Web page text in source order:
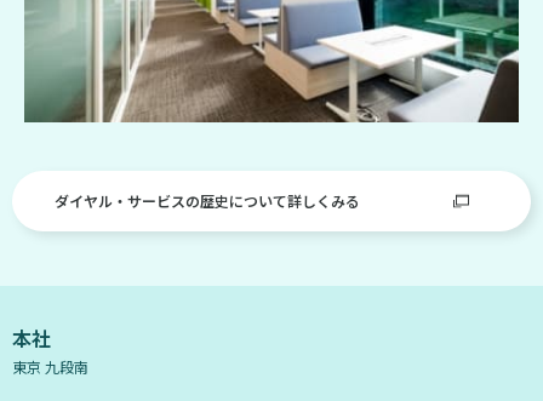
ダイヤル・サービスの歴史について詳しくみる
本社
東京 九段南
て
い
た。
地
か
ら